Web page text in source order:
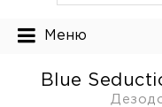
Меню
Blue